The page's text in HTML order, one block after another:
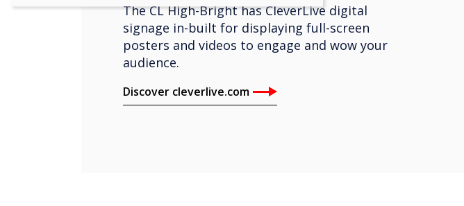
The CL High-Bright has CleverLive digital
signage in-built for displaying full-screen
posters and videos to engage and wow your
audience.
Discover cleverlive.com